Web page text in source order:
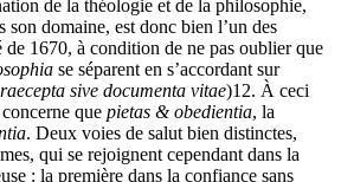
de la théologie et de la philosophie,
son domaine, est donc bien l’un des
de 1670, à condition de ne pas oublier que
se séparent en s’accordant sur
sive documenta vitae)12. À ceci
que pietas & obedientia, la
. Deux voies de salut bien distinctes,
qui se rejoignent cependant dans la
: la première dans la confiance sans